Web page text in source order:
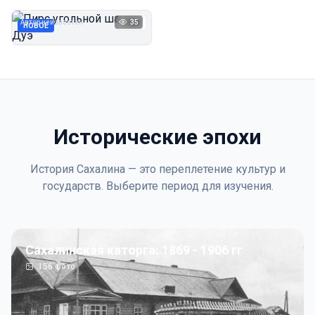
НОВОЕ 1923
Автор неизвестен 35
Исторические эпохи
История Сахалина — это переплетение культур и
государств. Выберите период для изучения.
Сахалинская каторга: 1869 - 1906 гг
156фото